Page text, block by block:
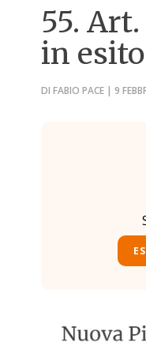
55.
in
DI FABIO PACE | 9